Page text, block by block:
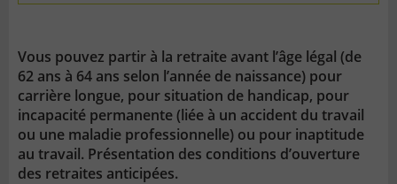
Vous pouvez partir à la retraite avant l’âge légal (de
62 ans à 64 ans selon l’année de naissance) pour
carrière longue, pour situation de handicap, pour
incapacité permanente (liée à un accident du travail
ou une maladie professionnelle) ou pour inaptitude
au travail. Présentation des conditions d’ouverture
des retraites anticipées.